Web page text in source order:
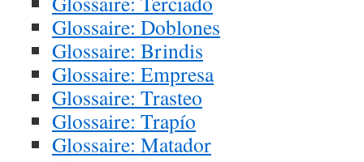
Glossaire: Doblones
Glossaire: Brindis
Glossaire: Empresa
Glossaire: Trasteo
Glossaire: Trapío
Glossaire: Matador